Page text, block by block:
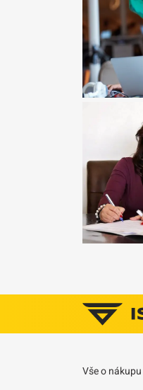
Vše o nákupu